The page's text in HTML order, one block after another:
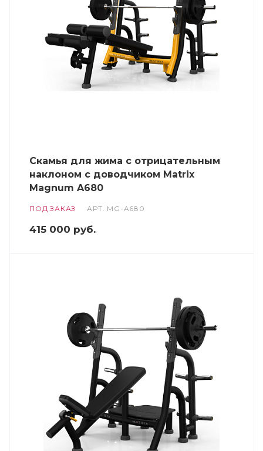
Скамья для жима с отрицательным
наклоном с доводчиком Matrix
Magnum A680
ПОД ЗАКАЗ АРТ. MG-A680
415 000 руб.